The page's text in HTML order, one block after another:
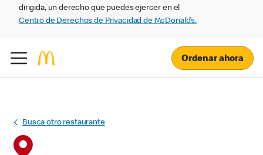
dirigida, un derecho que puedes ejercer en el
Centro de Derechos de Privacidad de McDonald’s.
Ordenar ahora
Busca otro restaurante